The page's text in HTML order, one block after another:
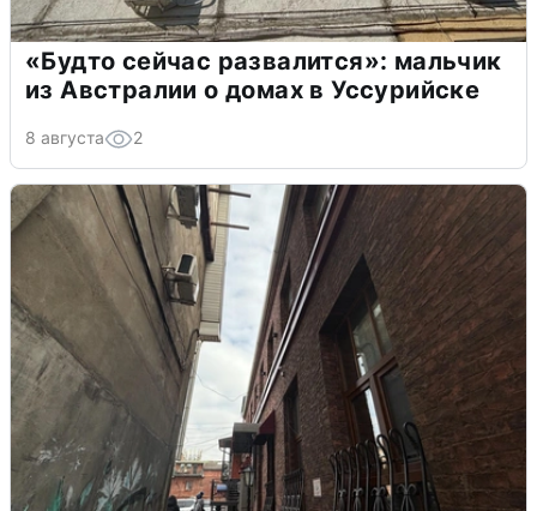
«Будто сейчас развалится»: мальчик
из Австралии о домах в Уссурийске
8 августа 2